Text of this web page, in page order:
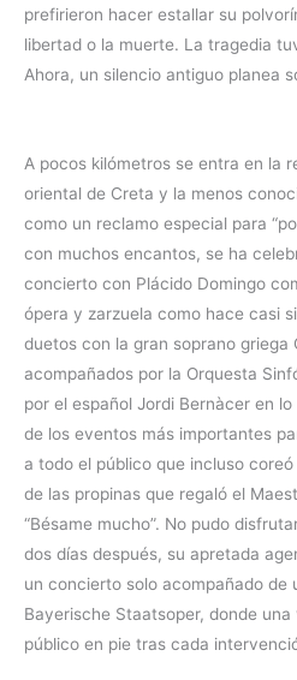
prefirieron hacer estallar su
libertad o la muerte. La tragedia
Ahora, un silencio antiguo planea
A pocos kilómetros se entra en la
oriental de Creta y la menos
como un reclamo especial para
con muchos encantos, se ha
concierto con Plácido Domingo
ópera y zarzuela como hace casi
duetos con la gran soprano griega
acompañados por la Orquesta
por el español Jordi Bernàcer en
de los eventos más importantes
a todo el público que incluso
de las propinas que regaló el
“Bésame mucho”. No pudo
dos días después, su apretada
un concierto solo acompañado de
Bayerische Staatsoper, donde
público en pie tras cada